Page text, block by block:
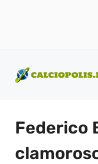
contenuto
Federico